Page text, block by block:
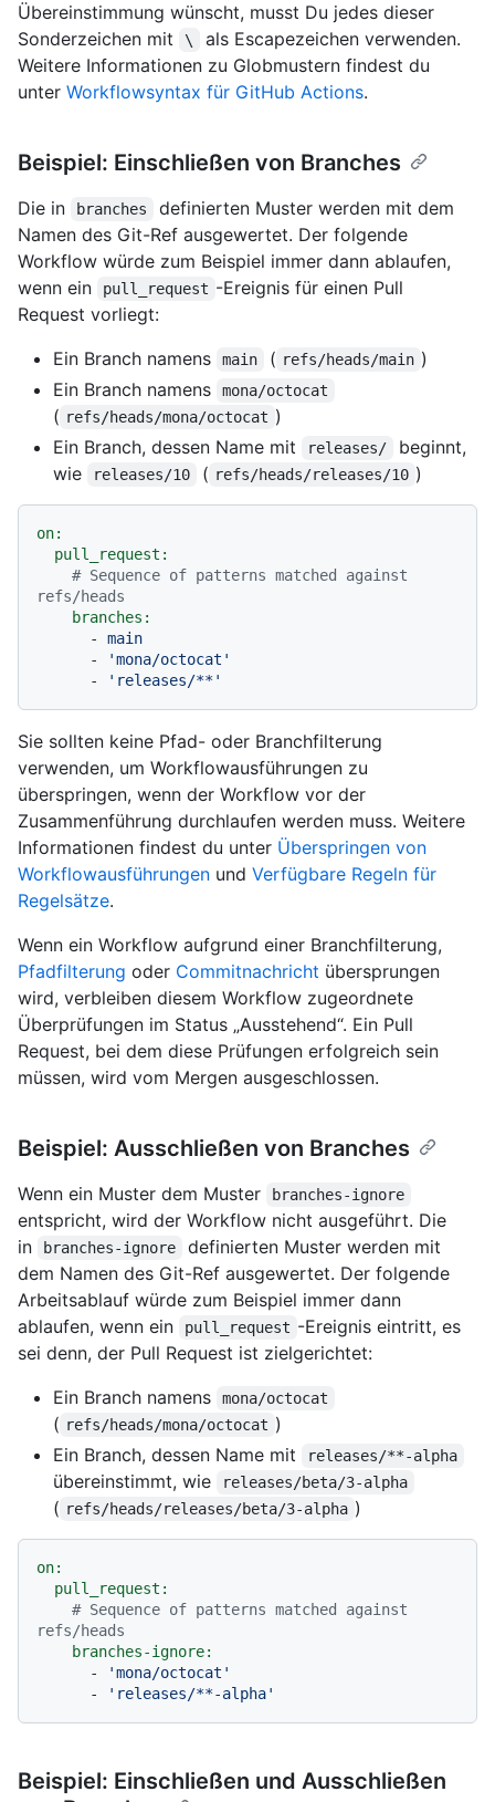
Übereinstimmung wünscht, musst Du jedes dieser
Sonderzeichen mit
\
als Escapezeichen verwenden.
Weitere Informationen zu Globmustern findest du
unter Workflowsyntax für GitHub Actions.
Beispiel: Einschließen von Branches
Die in branches
definierten Muster werden mit dem
Namen des Git-Ref ausgewertet. Der folgende
Workflow würde zum Beispiel immer dann ablaufen,
wenn ein
pull_request -Ereignis für einen Pull
Request vorliegt:
Ein Branch namens
main ( refs/heads/main )
Ein Branch namens
mona/octocat
( refs/heads/mona/octocat )
Ein Branch, dessen Name mit
releases/
beginnt,
wie
releases/10 ( refs/heads/releases/10 )
on:
pull_request:
# Sequence of patterns matched against
refs/heads
branches:
-
main
-
'mona/octocat'
-
'releases/**'
Sie sollten keine Pfad- oder Branchfilterung
verwenden, um Workflowausführungen zu
überspringen, wenn der Workflow vor der
Zusammenführung durchlaufen werden muss. Weitere
Informationen findest du unter Überspringen von
Workflowausführungen und Verfügbare Regeln für
Regelsätze.
Wenn ein Workflow aufgrund einer Branchfilterung,
Pfadfilterung oder Commitnachricht übersprungen
wird, verbleiben diesem Workflow zugeordnete
Überprüfungen im Status „Ausstehend“. Ein Pull
Request, bei dem diese Prüfungen erfolgreich sein
müssen, wird vom Mergen ausgeschlossen.
Beispiel: Ausschließen von Branches
Wenn ein Muster dem Muster branches-ignore
entspricht, wird der Workflow nicht ausgeführt. Die
in
branches-ignore
definierten Muster werden mit
dem Namen des Git-Ref ausgewertet. Der folgende
Arbeitsablauf würde zum Beispiel immer dann
ablaufen, wenn ein
pull_request -Ereignis eintritt, es
sei denn, der Pull Request ist zielgerichtet:
Ein Branch namens
mona/octocat
( refs/heads/mona/octocat )
Ein Branch, dessen Name mit
releases/**-alpha
übereinstimmt, wie releases/beta/3-alpha
( refs/heads/releases/beta/3-alpha )
on:
pull_request:
# Sequence of patterns matched against
refs/heads
branches-ignore:
-
'mona/octocat'
-
'releases/**-alpha'
Beispiel: Einschließen und Ausschließen